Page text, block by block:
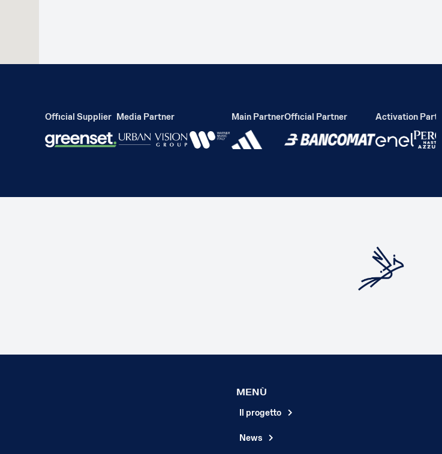
Official Supplier Media Partner Main PartnerOfficial Partner Activation Partner
MENÙ
Il progetto
News